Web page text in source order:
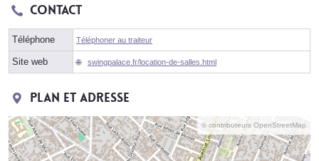
Contact
Téléphone Téléphoner au traiteur
Site web swingpalace.fr/location-de-salles.html
Plan et adresse
© contributeurs OpenStreetMap